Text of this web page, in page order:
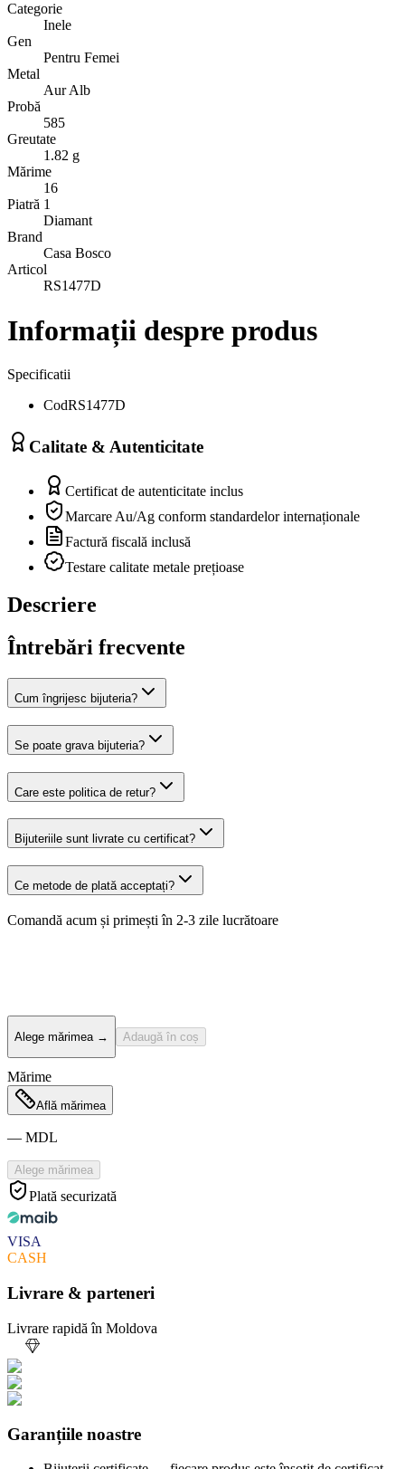
Categorie
Inele
Gen
Pentru Femei
Metal
Aur Alb
Probă
585
Greutate
1.82 g
Mărime
16
Piatră 1
Diamant
Brand
Casa Bosco
Articol
RS1477D
Informații despre produs
Specificatii
CodRS1477D
Calitate & Autenticitate
Certificat de autenticitate inclus
Marcare Au/Ag conform standardelor internaționale
Factură fiscală inclusă
Testare calitate metale prețioase
Descriere
Întrebări frecvente
Cum îngrijesc bijuteria?
Se poate grava bijuteria?
Care este politica de retur?
Bijuteriile sunt livrate cu certificat?
Ce metode de plată acceptați?
Comandă acum și primești în 2-3 zile lucrătoare
Alege mărimea→ Adaugă în coș
Mărime
Află mărimea
— MDL
Alege mărimea
Plată securizată
VISA
CASH
Livrare & parteneri
Livrare rapidă în Moldova
Garanțiile noastre